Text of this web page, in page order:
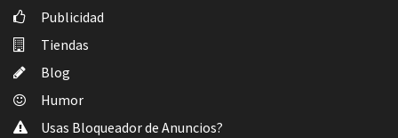
Publicidad
Tiendas
Blog
Humor
Usas Bloqueador de Anuncios?